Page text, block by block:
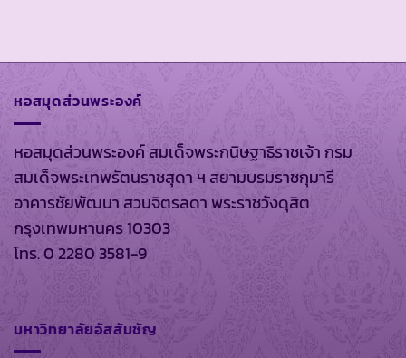
หอสมุดส่วนพระองค์
หอสมุดส่วนพระองค์ สมเด็จพระกนิษฐาธิราชเจ้า กรม
สมเด็จพระเทพรัตนราชสุดา ฯ สยามบรมราชกุมารี
อาคารชัยพัฒนา สวนจิตรลดา พระราชวังดุสิต
กรุงเทพมหานคร 10303
โทร. 0 2280 3581-9
มหาวิทยาลัยอัสสัมชัญ